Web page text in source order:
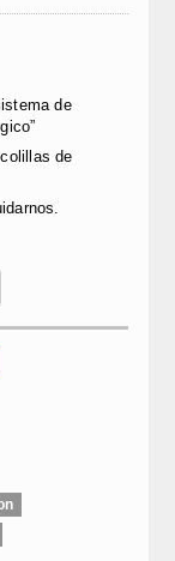
de
de